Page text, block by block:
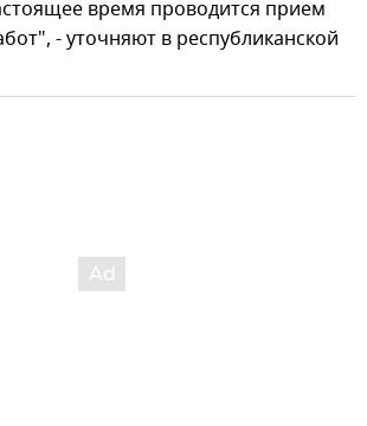
время проводится прием
- уточняют в республиканской